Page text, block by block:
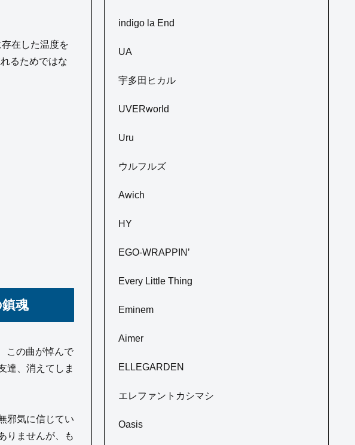
在した温度を
るためではな
魂
この曲が悼んで
達、消えてしま
邪気に信じてい
りませんが、も
indigo la End
UA
宇多田ヒカル
UVERworld
Uru
ウルフルズ
Awich
HY
EGO-WRAPPIN’
Every Little Thing
Eminem
Aimer
ELLEGARDEN
エレファントカシマシ
Oasis